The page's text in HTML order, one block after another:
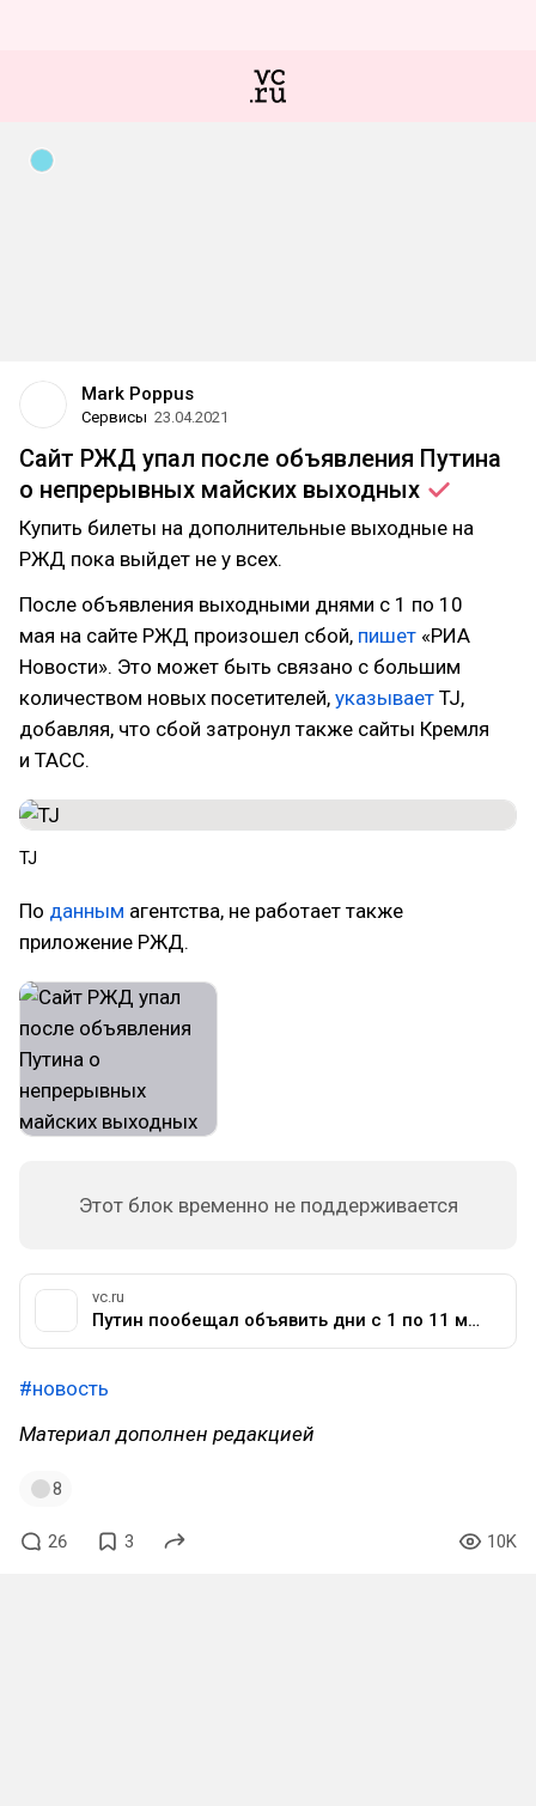
Mark Poppus
Сервисы 23.04.2021
Сайт РЖД упал после объявления Путина
о непрерывных майских выходных
Купить билеты на дополнительные выходные на
РЖД пока выйдет не у всех.
После объявления выходными днями с 1 по 10
мая на сайте РЖД произошел сбой, пишет «РИА
Новости». Это может быть связано с большим
количеством новых посетителей, указывает TJ,
добавляя, что сбой затронул также сайты Кремля
и ТАСС.
TJ
По данным агентства, не работает также
приложение РЖД.
Этот блок временно не поддерживается
vc.ru
Путин пообещал объявить дни с 1 по 11 мая выходными — Офлайн на vc.ru
#новость
Материал дополнен редакцией
8
26 3 10K